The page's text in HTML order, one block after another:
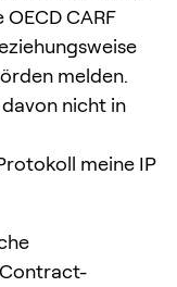
CARF
melden.
nicht in
meine IP